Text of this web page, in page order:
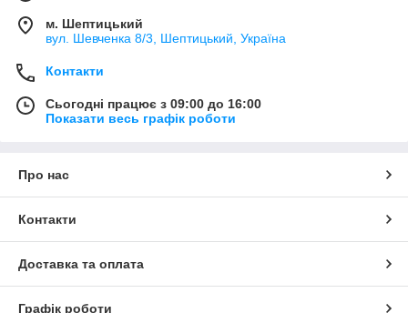
м. Шептицький
вул. Шевченка 8/3, Шептицький, Україна
Контакти
Сьогодні працює з 09:00 до 16:00
Показати весь графік роботи
Про нас
Контакти
Доставка та оплата
Графік роботи